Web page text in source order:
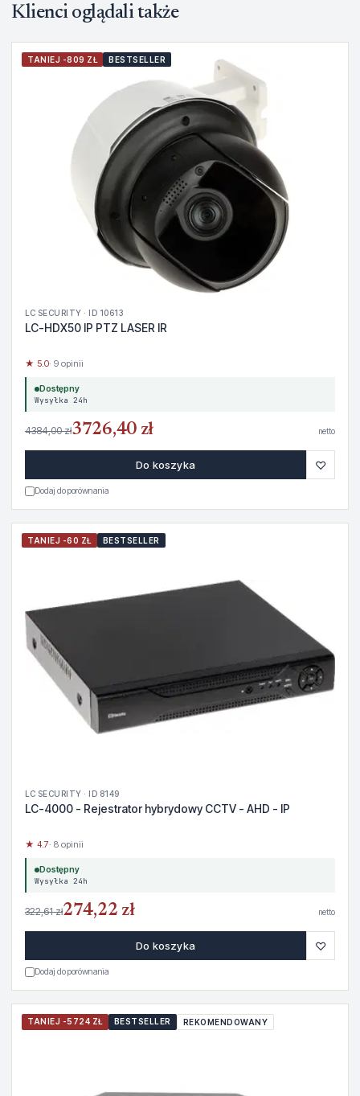
Klienci oglądali także
TANIEJ -809 ZŁ BESTSELLER
LC SECURITY · ID 10613
LC-HDX50 IP PTZ LASER IR
★ 5.0· 9 opinii
Dostępny
Wysyłka 24h
4384,00 zł3726,40 zł netto
Do koszyka ♡
Dodaj do porównania
TANIEJ -60 ZŁ BESTSELLER
LC SECURITY · ID 8149
LC-4000 - Rejestrator hybrydowy CCTV - AHD - IP
★ 4.7· 8 opinii
Dostępny
Wysyłka 24h
322,61 zł274,22 zł netto
Do koszyka ♡
Dodaj do porównania
TANIEJ -5724 ZŁ BESTSELLER REKOMENDOWANY